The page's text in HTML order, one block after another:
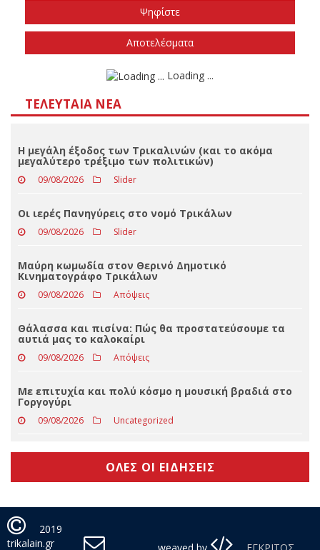
Το φθινόπωρο του 2026
Την άνοιξη του 2027
Δεν ξέρω/δεν απαντώ
ΤΕΛΕΥΤΑΊΑ ΝΈΑ
Η μεγάλη έξοδος των Τρικαλινών (και το ακόμα
μεγαλύτερο τρέξιμο των πολιτικών)
Οι ιερές Πανηγύρεις στο νομό Τρικάλων
09/08/2026 Slider
Μαύρη κωμωδία στον Θερινό Δημοτικό
Κινηματογράφο Τρικάλων
09/08/2026 Απόψεις
Θάλασσα και πισίνα: Πώς θα προστατεύσουμε τα
αυτιά μας το καλοκαίρι
09/08/2026 Απόψεις
Με επιτυχία και πολύ κόσμο η μουσική βραδιά στο
09/08/2026 Uncategorized